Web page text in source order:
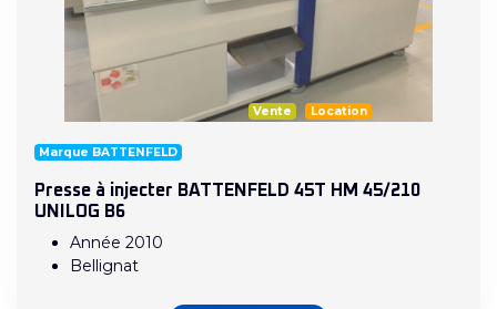
Vente Location
Marque BATTENFELD
Presse à injecter BATTENFELD 45T HM 45/210
UNILOG B6
Année 2010
Bellignat